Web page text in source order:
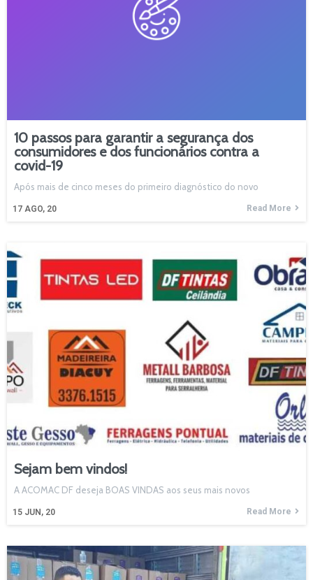
10 passos para garantir a segurança dos
consumidores e dos funcionários contra a
covid-19
17 AGO, 20
Após mais de cinco meses do primeiro diagnóstico do novo
Read More
Sejam bem vindos!
15 JUN, 20
A ACOMAC DF deseja BOAS VINDAS aos seus mais novos
Read More